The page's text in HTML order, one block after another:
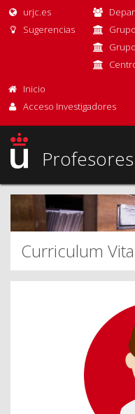
urjc.es
Sugerencias
Inicio
Acceso Investigadores
Curriculum